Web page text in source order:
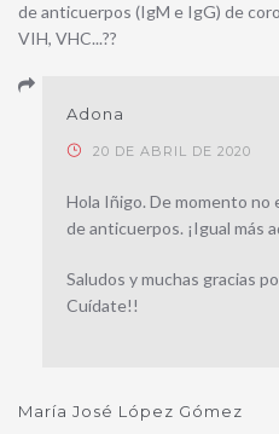
de anticuerpos (IgM e IgG) de
VIH, VHC...??
Adona
20 DE ABRIL DE 2020
Hola Iñigo. De momento no
de anticuerpos. ¡Igual más
Saludos y muchas gracias
Cuídate!!
María José López Gómez